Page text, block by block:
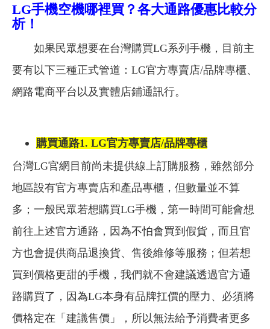
LG手機空機哪裡買？各大通路優惠比較分
析！
如果民眾想要在台灣購買LG系列手機，目前主
要有以下三種正式管道：LG官方專賣店/品牌專櫃、
網路電商平台以及實體店鋪通訊行。
購買通路1. LG官方專賣店/品牌專櫃
台灣LG官網目前尚未提供線上訂購服務，雖然部分
地區設有官方專賣店和產品專櫃，但數量並不算
多；一般民眾若想購買LG手機，第一時間可能會想
前往上述官方通路，因為不怕會買到假貨，而且官
方也會提供商品退換貨、售後維修等服務；但若想
買到價格更甜的手機，我們就不會建議透過官方通
路購買了，因為LG本身有品牌扛價的壓力、必須將
價格定在「建議售價」，所以無法給予消費者更多